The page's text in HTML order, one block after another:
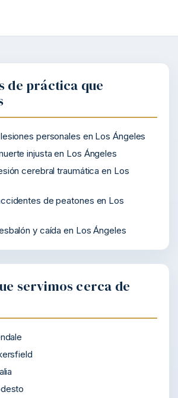
de práctica que
personales en Los Ángeles
injusta en Los Ángeles
cerebral traumática en Los
de peatones en Los
y caída en Los Ángeles
servimos cerca de